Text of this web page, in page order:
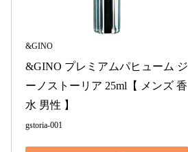
&GINO
&GINO プレミアムパヒューム ジ
ーノストーリア 25ml【 メンズ 香
水 男性 】
gstoria-001